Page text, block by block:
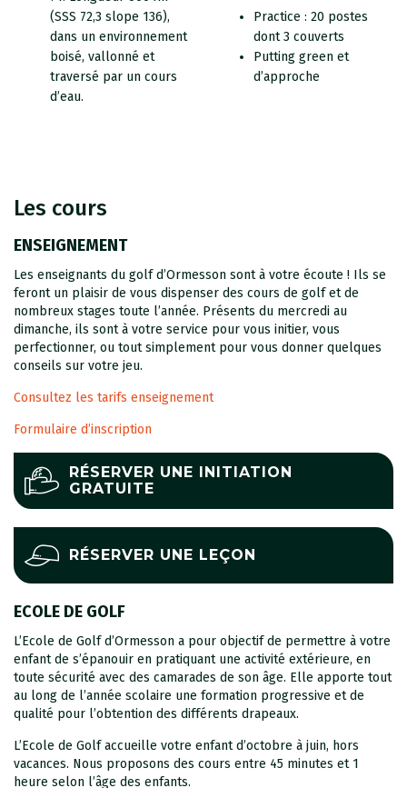
(SSS 72,3 slope 136),
dans un environnement
boisé, vallonné et
traversé par un cours
d’eau.
Practice : 20 postes
dont 3 couverts
Putting green et
d’approche
Les cours
ENSEIGNEMENT
Les enseignants du golf d’Ormesson sont à votre écoute ! Ils se
feront un plaisir de vous dispenser des cours de golf et de
nombreux stages toute l’année. Présents du mercredi au
dimanche, ils sont à votre service pour vous initier, vous
perfectionner, ou tout simplement pour vous donner quelques
conseils sur votre jeu.
Consultez les tarifs enseignement
Formulaire d’inscription
RÉSERVER UNE INITIATION
GRATUITE
RÉSERVER UNE LEÇON
ECOLE DE GOLF
L’Ecole de Golf d’Ormesson a pour objectif de permettre à votre
enfant de s’épanouir en pratiquant une activité extérieure, en
toute sécurité avec des camarades de son âge. Elle apporte tout
au long de l’année scolaire une formation progressive et de
qualité pour l’obtention des différents drapeaux.
L’Ecole de Golf accueille votre enfant d’octobre à juin, hors
vacances. Nous proposons des cours entre 45 minutes et 1
heure selon l’âge des enfants.